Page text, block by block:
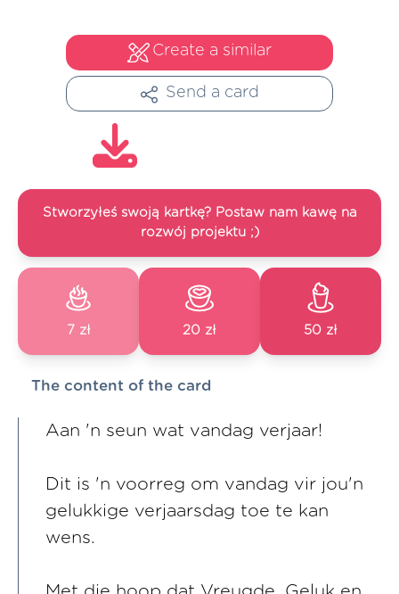
Create a similar
Send a card
Stworzyłeś swoją kartkę? Postaw nam kawę na
rozwój projektu ;)
7 zł 20 zł 50 zł
The content of the card
Aan 'n seun wat vandag verjaar!
Dit is 'n voorreg om vandag vir jou'n
gelukkige verjaarsdag toe te kan
wens.